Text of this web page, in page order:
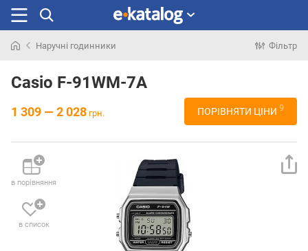
раніше
Наручні годинники Фільтр
Casio F-91WM-7A
1 309 — 2 028 грн. ПОРІВНЯТИ ЦІНИ 9
в порівняння
в список